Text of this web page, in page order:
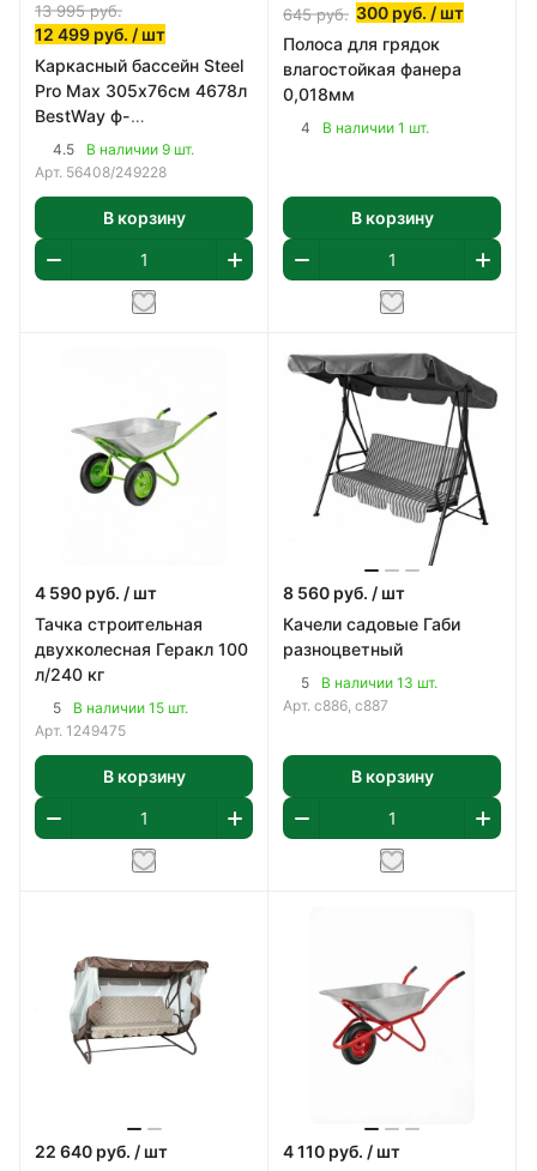
13 995руб.
12 499 руб. / шт
Каркасный бассейн Steel
Pro Max 305х76см 4678л
BestWay ф-
насос,картридж 58093
арт 56408
4.5
В наличии 9 шт.
Арт. 56408/249228
В корзину
645руб. 300 руб. / шт
Полоса для грядок
влагостойкая фанера
0,018мм
4 В наличии 1 шт.
В корзину
4 590 руб. / шт
Тачка строительная
двухколесная Геракл 100
л/240 кг
5
В наличии 15 шт.
Арт. 1249475
В корзину
8 560 руб. / шт
Качели садовые Габи
разноцветный
5
В наличии 13 шт.
Арт. с886, с887
В корзину
22 640 руб. / шт 4 110 руб. / шт